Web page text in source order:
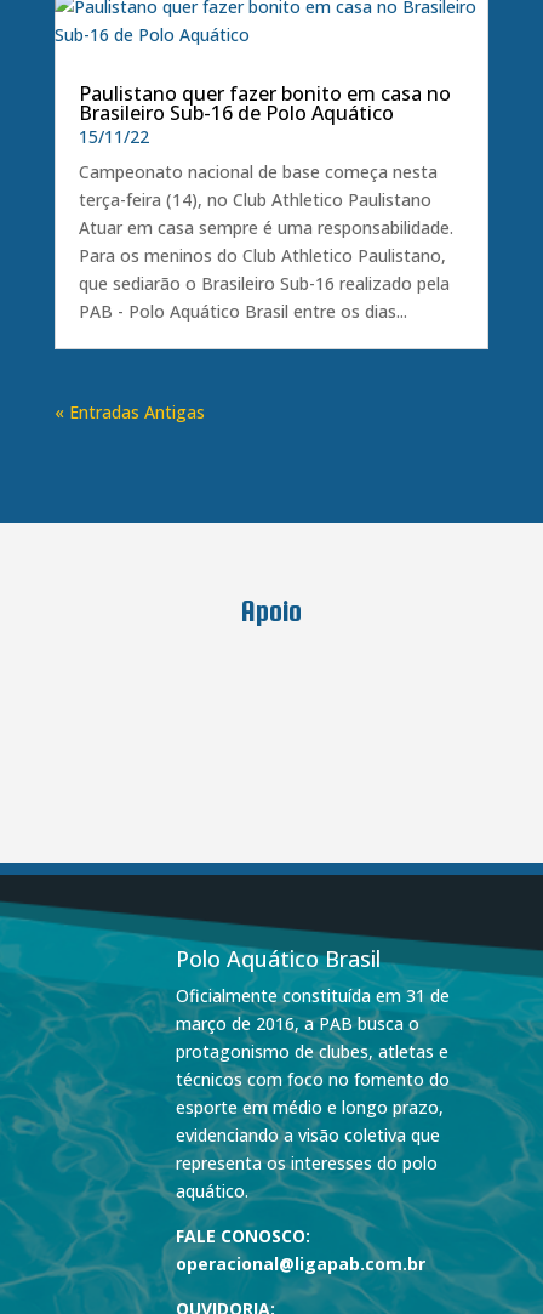
Paulistano quer fazer bonito em casa no
Brasileiro Sub-16 de Polo Aquático
15/11/22
Campeonato nacional de base começa nesta
terça-feira (14), no Club Athletico Paulistano
Atuar em casa sempre é uma responsabilidade.
Para os meninos do Club Athletico Paulistano,
que sediarão o Brasileiro Sub-16 realizado pela
PAB - Polo Aquático Brasil entre os dias...
« Entradas Antigas
Apoio
Polo Aquático Brasil
Oficialmente constituída em 31 de
março de 2016, a PAB busca o
protagonismo de clubes, atletas e
técnicos com foco no fomento do
esporte em médio e longo prazo,
evidenciando a visão coletiva que
representa os interesses do polo
aquático.
FALE CONOSCO:
operacional@ligapab.com.br
OUVIDORIA: